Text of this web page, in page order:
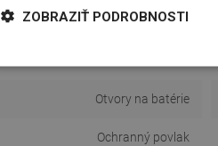
Typ
Otvory na batérie
Ochranný povlak
ZOBRAZIŤ PODROBNOSTI